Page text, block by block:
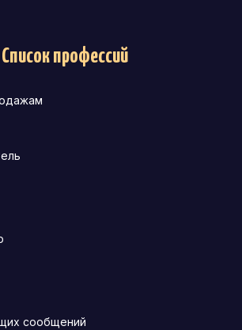
Список профессий
сообщений